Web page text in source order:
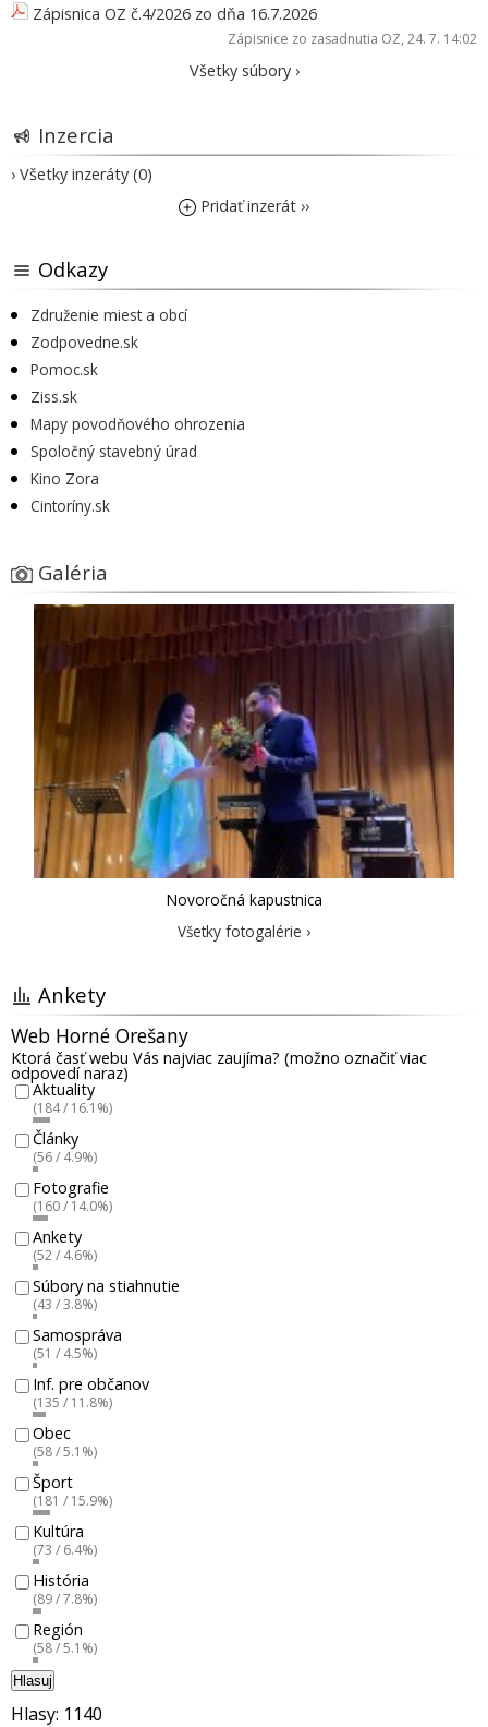
Zápisnica OZ č.4/2026 zo dňa 16.7.2026
Zápisnice zo zasadnutia OZ, 24. 7. 14:02
Všetky súbory ›
Inzercia
› Všetky inzeráty (0)
Pridať inzerát ››
Odkazy
Združenie miest a obcí
Zodpovedne.sk
Pomoc.sk
Ziss.sk
Mapy povodňového ohrozenia
Spoločný stavebný úrad
Kino Zora
Cintoríny.sk
Galéria
Novoročná kapustnica
Všetky fotogalérie ›
Ankety
Web Horné Orešany
Ktorá časť webu Vás najviac zaujíma? (možno označiť viac
odpovedí naraz)
Aktuality
(184 / 16.1%)
Články
(56 / 4.9%)
Fotografie
(160 / 14.0%)
Ankety
(52 / 4.6%)
Súbory na stiahnutie
(43 / 3.8%)
Samospráva
(51 / 4.5%)
Inf. pre občanov
(135 / 11.8%)
Obec
(58 / 5.1%)
Šport
(181 / 15.9%)
Kultúra
(73 / 6.4%)
História
(89 / 7.8%)
Región
(58 / 5.1%)
Hlasuj
Hlasy: 1140